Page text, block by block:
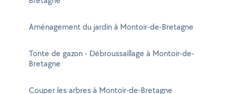
Aménagement du jardin à Montoir-de-Bretagne
Tonte de gazon - Débroussaillage à Montoir-de-
Bretagne
Couper les arbres à Montoir-de-Bretagne